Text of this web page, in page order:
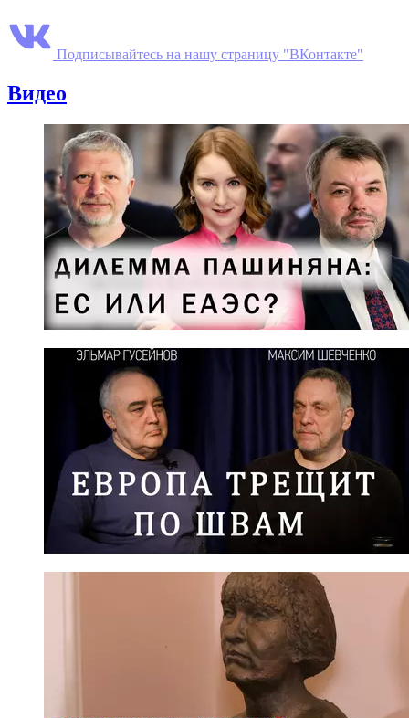
Подписывайтесь на нашу страницу "ВКонтакте"
Видео